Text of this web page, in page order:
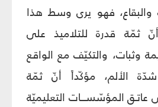
والبقاع، فهو يرى وسط هذا
ثمّة قدرة للتلاميذ على
وثبات، والتكيّف مع الواقع
الألم، مؤكّداً أنّ ثمّة
المؤسّســـات التعليميّة